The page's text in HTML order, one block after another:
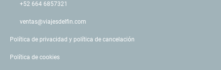
+52 664 6857321
ventas@viajesdelfin.com
Política de privacidad y política de cancelación
Política de cookies